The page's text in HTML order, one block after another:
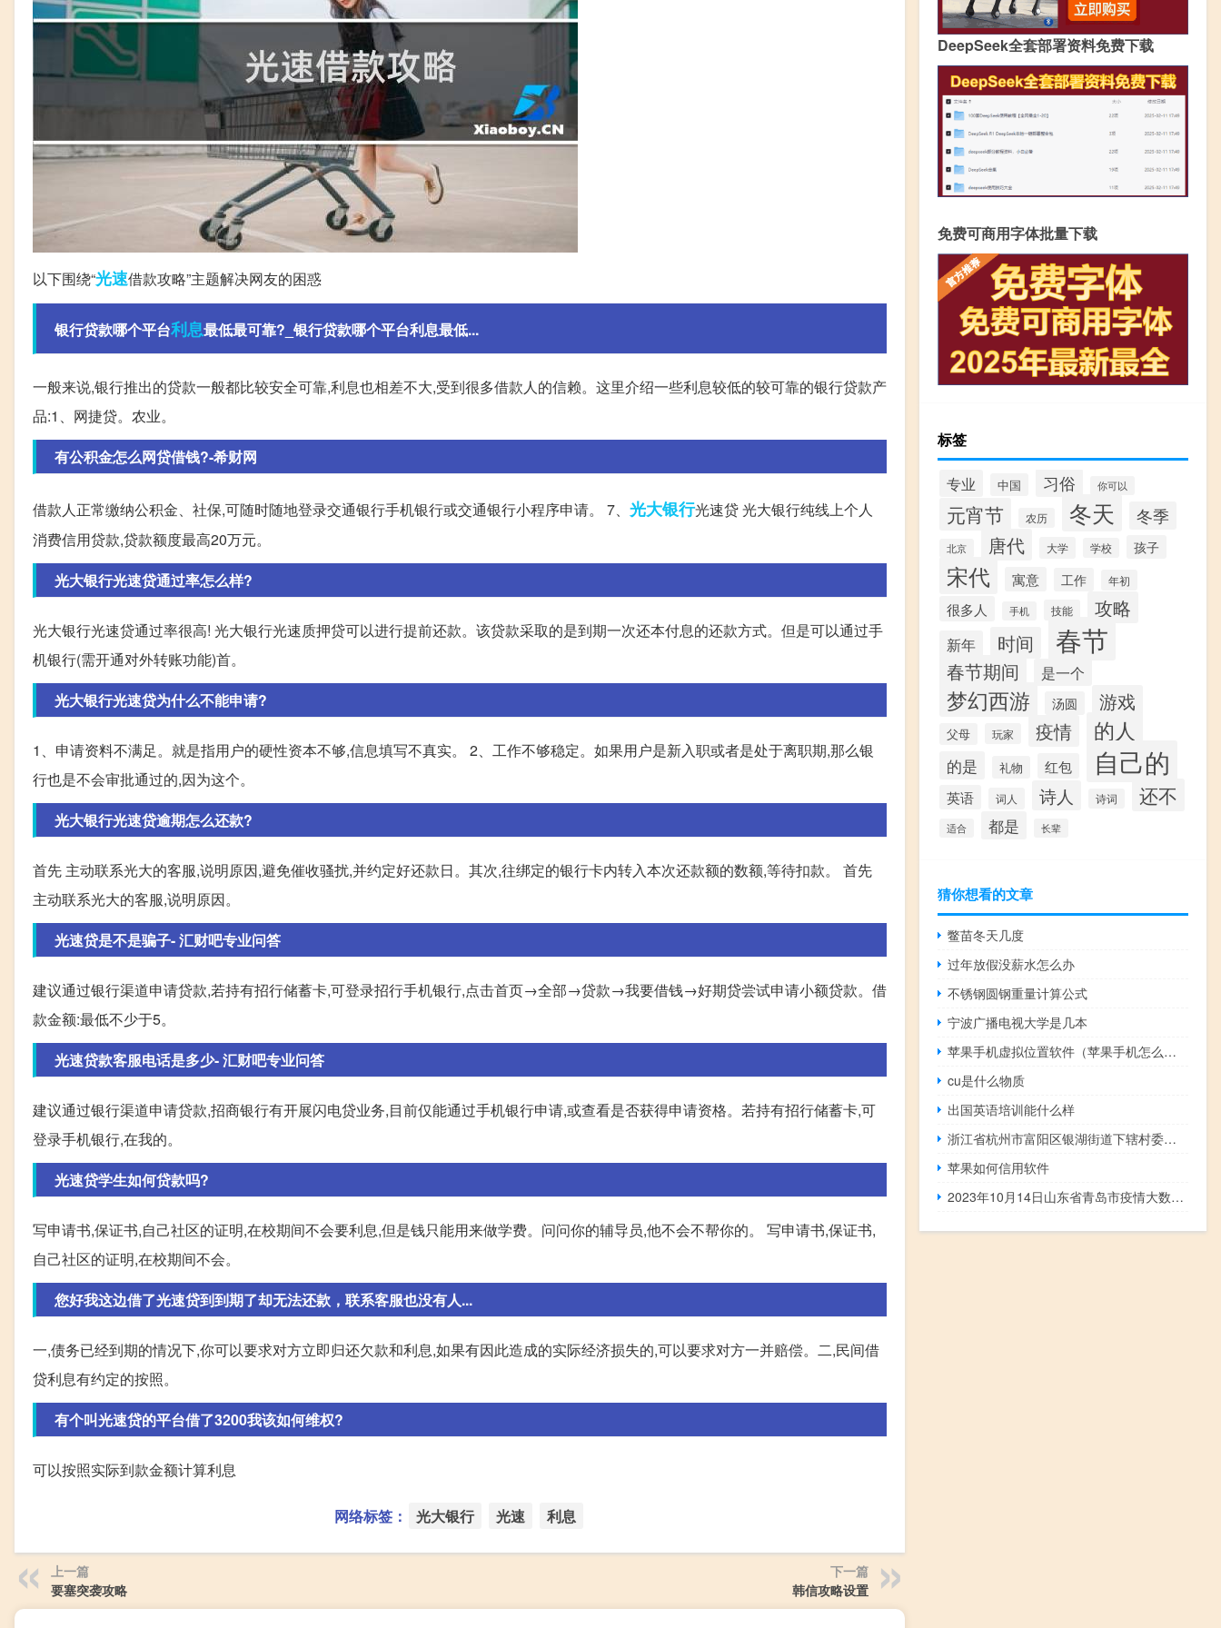
以下围绕“光速借款攻略”主题解决网友的困惑
银行贷款哪个平台利息最低最可靠?_银行贷款哪个平台利息最低...
一般来说,银行推出的贷款一般都比较安全可靠,利息也相差不大,受到很多借款人的信赖。这里介绍一些利息较低的较可靠的银行贷款产
品:1、网捷贷。农业。
有公积金怎么网贷借钱?-希财网
借款人正常缴纳公积金、社保,可随时随地登录交通银行手机银行或交通银行小程序申请。 7、 光大银行光速贷 光大银行纯线上个人
消费信用贷款,贷款额度最高20万元。
光大银行光速贷通过率怎么样?
光大银行光速贷通过率很高! 光大银行光速质押贷可以进行提前还款。该贷款采取的是到期一次还本付息的还款方式。但是可以通过手
机银行(需开通对外转账功能)首。
光大银行光速贷为什么不能申请?
1、申请资料不满足。就是指用户的硬性资本不够,信息填写不真实。 2、工作不够稳定。如果用户是新入职或者是处于离职期,那么银
行也是不会审批通过的,因为这个。
光大银行光速贷逾期怎么还款?
首先 主动联系光大的客服,说明原因,避免催收骚扰,并约定好还款日。其次,往绑定的银行卡内转入本次还款额的数额,等待扣款。 首先
主动联系光大的客服,说明原因。
光速贷是不是骗子- 汇财吧专业问答
建议通过银行渠道申请贷款,若持有招行储蓄卡,可登录招行手机银行,点击首页→全部→贷款→我要借钱→好期贷尝试申请小额贷款。借
款金额:最低不少于5。
光速贷款客服电话是多少- 汇财吧专业问答
建议通过银行渠道申请贷款,招商银行有开展闪电贷业务,目前仅能通过手机银行申请,或查看是否获得申请资格。若持有招行储蓄卡,可
登录手机银行,在我的。
光速贷学生如何贷款吗?
写申请书,保证书,自己社区的证明,在校期间不会要利息,但是钱只能用来做学费。问问你的辅导员,他不会不帮你的。 写申请书,保证书,
自己社区的证明,在校期间不会。
您好我这边借了光速贷到到期了却无法还款，联系客服也没有人...
一,债务已经到期的情况下,你可以要求对方立即归还欠款和利息,如果有因此造成的实际经济损失的,可以要求对方一并赔偿。二,民间借
贷利息有约定的按照。
有个叫光速贷的平台借了3200我该如何维权?
可以按照实际到款金额计算利息
网络标签： 光大银行 光速 利息
上一篇
要塞突袭攻略
下一篇
韩信攻略设置
DeepSeek全套部署资料免费下载
免费可商用字体批量下载
标签
专业 中国 习俗 你可以
元宵节 农历 冬天 冬季
北京 唐代 大学 学校 孩子
宋代 寓意 工作 年初
很多人 手机 技能 攻略
新年 时间 春节
春节期间 是一个
梦幻西游 汤圆 游戏
父母 玩家 疫情 的人
的是 礼物 红包 自己的
英语 词人 诗人 诗词 还不
适合 都是 长辈
猜你想看的文章
鳖苗冬天几度
过年放假没薪水怎么办
不锈钢圆钢重量计算公式
宁波广播电视大学是几本
苹果手机虚拟位置软件（苹果手机怎么虚拟定位）
cu是什么物质
出国英语培训能什么样
浙江省杭州市富阳区银湖街道下辖村委会有哪些？
苹果如何信用软件
2023年10月14日山东省青岛市疫情大数据-今日/今天疫情全网搜索最新实时消息动态情况通知播报